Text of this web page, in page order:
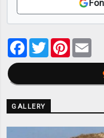
Facebook
Twitter
GALLERY